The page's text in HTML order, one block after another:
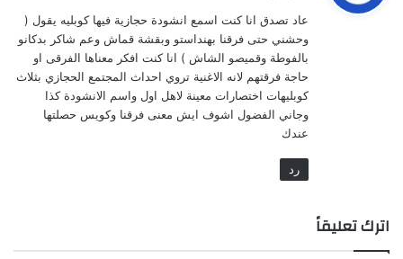
ل
عاد تصدق انا كنت اسمع انشودة حجازية فيها كوبليه يقول (
وحشني حتى فرقنا بهنداستو وبقشة قماش وعم شاكر بدكانو
بالفوطة وقميصو الشاش ) انا كنت افكر معناها الفرقى او
حاجة فرقتهم لانه الاغنية تروي احداث المجتمع الحجازي بثلاث
كوبليهات اختصارات معينة لاهل اول واسم الانشودة كذا
وجاني الفضول اشوف ايش معنى فرقنا وكويس حصلتها
عندك
رد
اترك تعليقاً